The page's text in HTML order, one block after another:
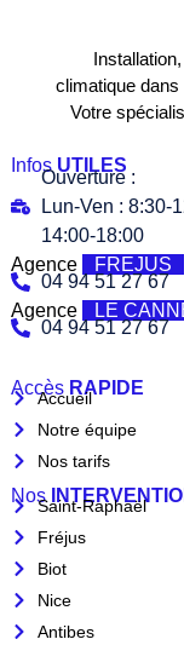
climatique
Votre
Infos UTILES
Ouverture :
Lun-Ven : 8:30-
14:00-18:00
Agence
FREJUS
04 94 51 27 67
Agence
LE
04 94 51 27 67
Accès RAPIDE
Accueil
Notre équipe
Nos tarifs
NosSaint-Raphaël
Fréjus
Biot
Nice
Antibes